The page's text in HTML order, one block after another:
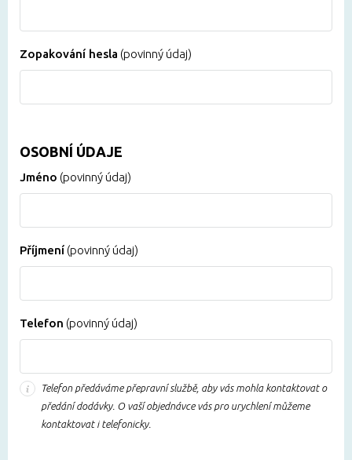
Zopakování hesla (povinný údaj)
OSOBNÍ ÚDAJE
Jméno (povinný údaj)
Příjmení (povinný údaj)
Telefon (povinný údaj)
Telefon předáváme přepravní službě, aby vás mohla kontaktovat o
předání dodávky. O vaší objednávce vás pro urychlení můžeme
kontaktovat i telefonicky.